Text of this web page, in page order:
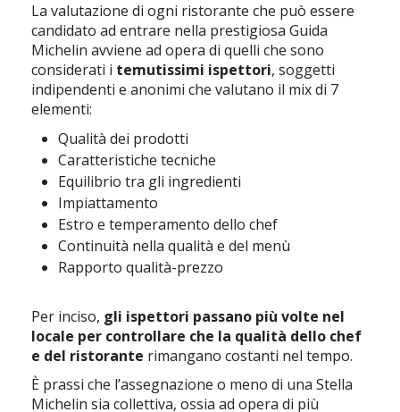
La valutazione di ogni ristorante che può essere
candidato ad entrare nella prestigiosa Guida
Michelin avviene ad opera di quelli che sono
considerati i temutissimi ispettori, soggetti
indipendenti e anonimi che valutano il mix di 7
elementi:
Qualità dei prodotti
Caratteristiche tecniche
Equilibrio tra gli ingredienti
Impiattamento
Estro e temperamento dello chef
Continuità nella qualità e del menù
Rapporto qualità-prezzo
Per inciso, gli ispettori passano più volte nel
locale per controllare che la qualità dello chef
e del ristorante rimangano costanti nel tempo.
È prassi che l’assegnazione o meno di una Stella
Michelin sia collettiva, ossia ad opera di più